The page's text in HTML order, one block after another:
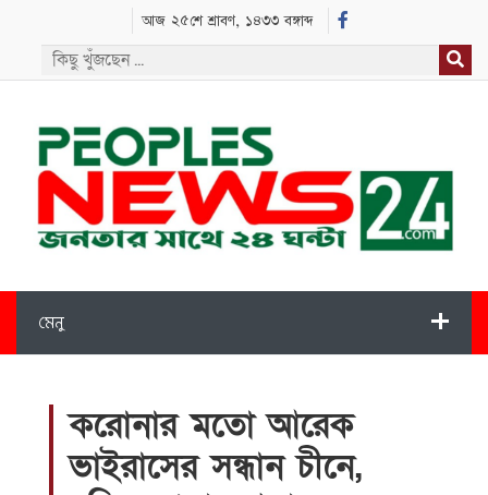
আজ ২৫শে শ্রাবণ, ১৪৩৩ বঙ্গাব্দ
মেনু
করোনার মতো আরেক
ভাইরাসের সন্ধান চীনে,